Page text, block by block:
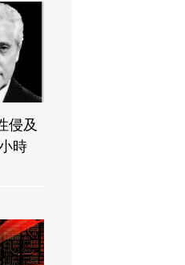
身份畢業
侵及
時